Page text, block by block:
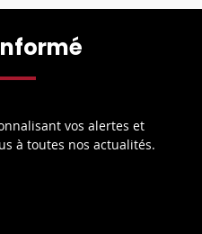
vos alertes et
à toutes nos actualités.